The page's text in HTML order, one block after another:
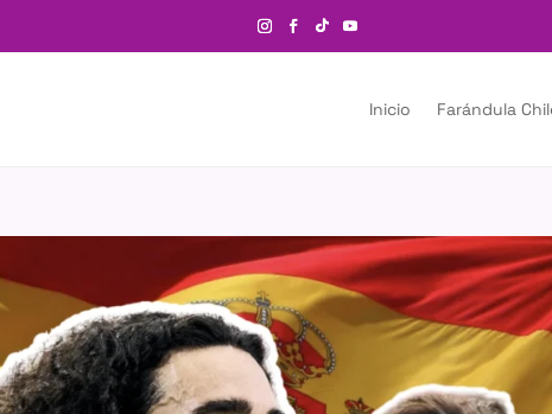
Inicio Farándula